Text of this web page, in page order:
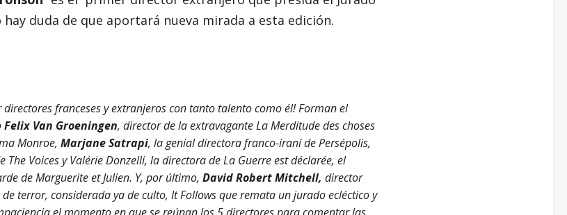
hay duda de que aportará nueva mirada a esta edición.
directores franceses y extranjeros con tanto talento como él! Forman el
Felix Van Groeningen, director de la extravagante La Merditude des choses
Monroe, Marjane Satrapi, la genial directora franco-iraní de Persépolis,
The Voices y Valérie Donzelli, la directora de La Guerre est déclarée, el
de Marguerite et Julien. Y, por último, David Robert Mitchell, director
terror, considerada ya de culto, It Follows que remata un jurado ecléctico y